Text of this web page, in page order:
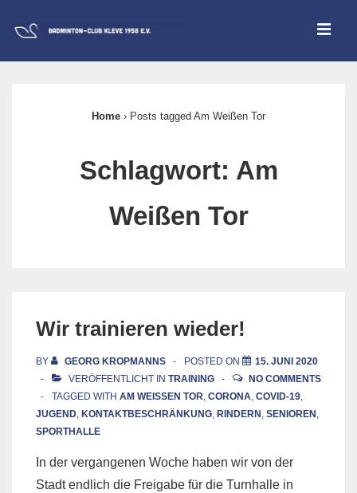
Zum
Home › Posts tagged Am Weißen Tor
Schlagwort: Am
Weißen Tor
Wir trainieren wieder!
BY GEORG KROPMANNS POSTED ON
15. JUNI 2020
VERÖFFENTLICHT IN TRAINING
NO COMMENTS
TAGGED WITH AM WEISSEN TOR CORONA COVID-19
JUGEND KONTAKTBESCHRÄNKUNG RINDERN SENIOREN
SPORTHALLE
In der vergangenen Woche haben wir von der
Stadt endlich die Freigabe für die Turnhalle in